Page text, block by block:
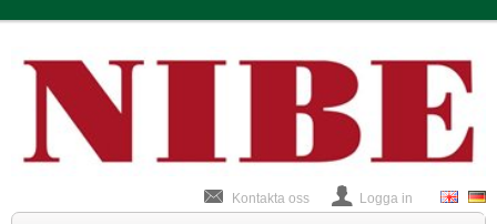
Logga in
Kontakta oss